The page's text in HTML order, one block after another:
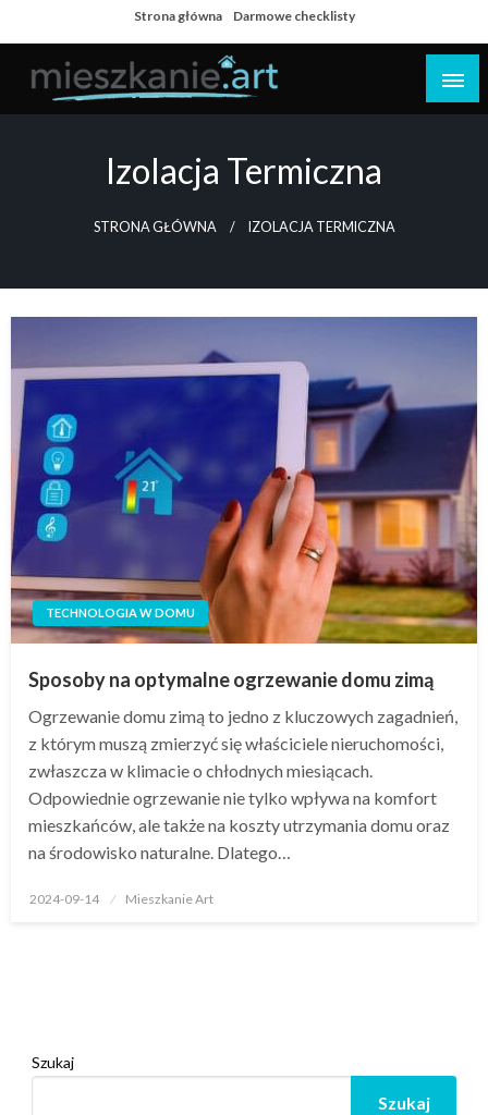
to
content
Strona główna Darmowe checklisty
Izolacja Termiczna
STRONA GŁÓWNA IZOLACJA TERMICZNA
TECHNOLOGIA W DOMU
Sposoby na optymalne ogrzewanie domu zimą
Ogrzewanie domu zimą to jedno z kluczowych zagadnień,
z którym muszą zmierzyć się właściciele nieruchomości,
zwłaszcza w klimacie o chłodnych miesiącach.
Odpowiednie ogrzewanie nie tylko wpływa na komfort
mieszkańców, ale także na koszty utrzymania domu oraz
na środowisko naturalne. Dlatego…
Opublikowane
2024-09-14 Mieszkanie Art
Szukaj
Szukaj